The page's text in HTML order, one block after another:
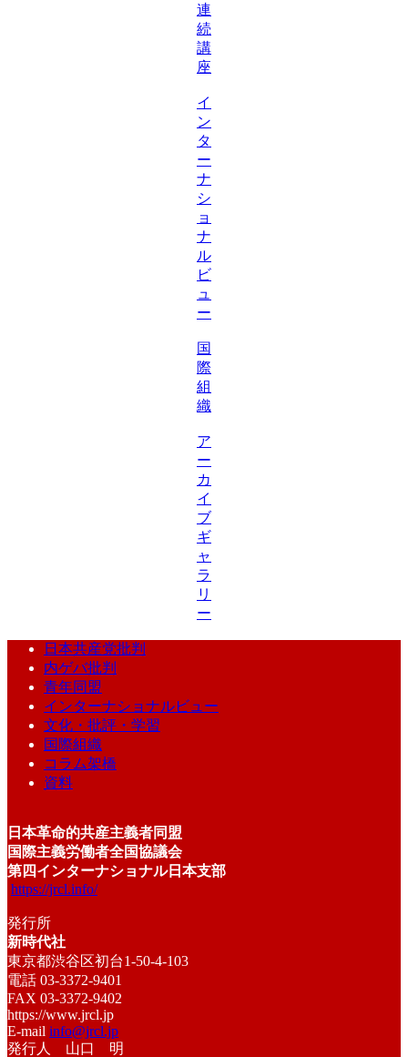
連
続
講
座
イ
ン
タ
ー
ナ
シ
ョ
ナ
ル
ビ
ュ
ー
国
際
組
織
ア
ー
カ
イ
ブ
ギ
ャ
ラ
リ
ー
日本共産党批判
内ゲバ批判
青年同盟
インターナショナルビュー
文化・批評・学習
国際組織
コラム架橋
資料
日本革命的共産主義者同盟
国際主義労働者全国協議会
第四インターナショナル日本支部
https://jrcl.info/
発行所
新時代社
東京都渋谷区初台1-50-4-103
電話 03-3372-9401
FAX 03-3372-9402
https://www.jrcl.jp
E-mail info@jrcl.jp
発行人 山口 明